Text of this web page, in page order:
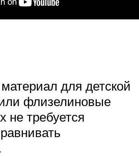
для детской
флизелиновые
не требуется